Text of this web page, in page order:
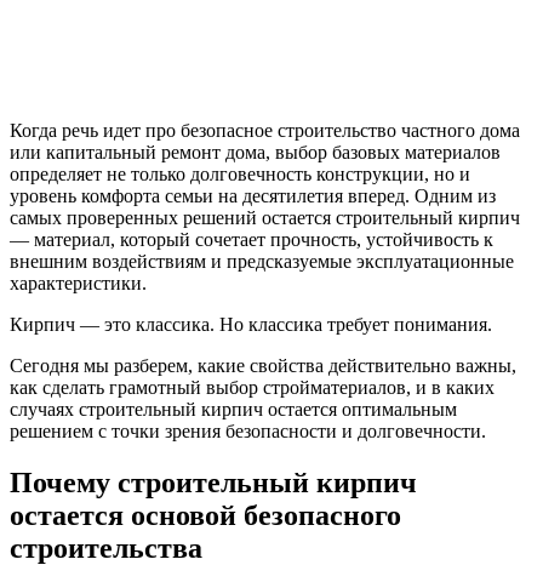
Когда речь идет про безопасное строительство частного дома
или капитальный ремонт дома, выбор базовых материалов
определяет не только долговечность конструкции, но и
уровень комфорта семьи на десятилетия вперед. Одним из
самых проверенных решений остается строительный кирпич
— материал, который сочетает прочность, устойчивость к
внешним воздействиям и предсказуемые эксплуатационные
характеристики.
Кирпич — это классика. Но классика требует понимания.
Сегодня мы разберем, какие свойства действительно важны,
как сделать грамотный выбор стройматериалов, и в каких
случаях строительный кирпич остается оптимальным
решением с точки зрения безопасности и долговечности.
Почему строительный кирпич
остается основой безопасного
строительства